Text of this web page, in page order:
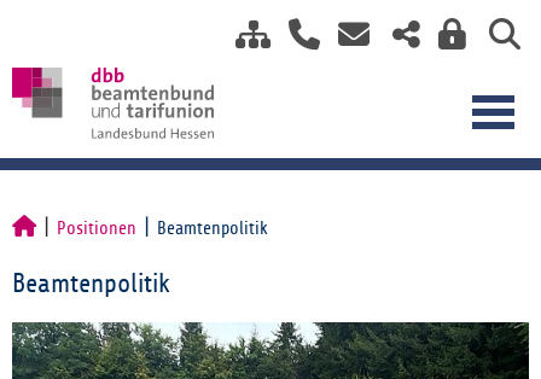
Positionen Beamtenpolitik
Beamtenpolitik